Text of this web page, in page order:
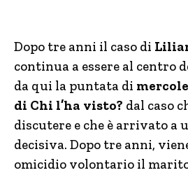
Dopo tre anni il caso di
continua a essere al centro
da qui la puntata di
di Chi l’ha visto? dal caso
discutere e che è arrivato a
decisiva. Dopo tre anni,
omicidio volontario il